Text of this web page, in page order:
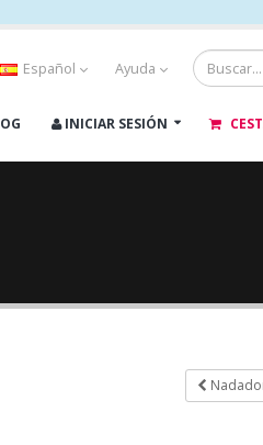
Español Ayuda
INICIAR SESIÓN